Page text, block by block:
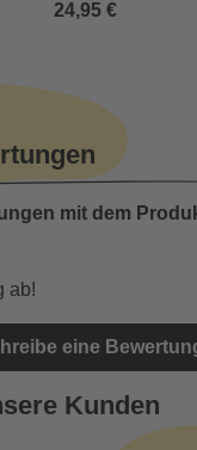
24,95 €
mit dem
ab!
eine
Kunden